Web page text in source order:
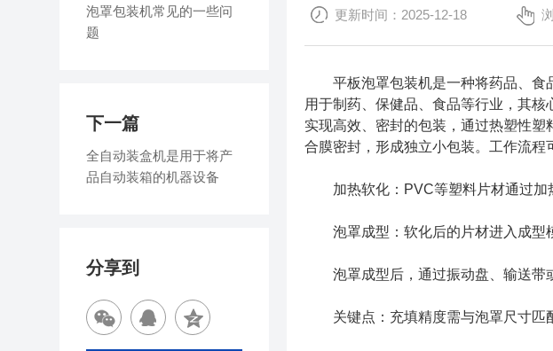
更新时间：2025-12-18
平板泡罩包装机是一种将药品、食品
用于制药、保健品、食品等行业，其
实现高效、密封的包装，通过热塑性
合膜密封，形成独立小包装。工作流程
加热软化：PVC等塑料片材通过加
泡罩成型：软化后的片材进入成型模
泡罩成型后，通过振动盘、输送带
关键点：充填精度需与泡罩尺寸匹
泡罩包装机常见的一些问
题
下一篇
全自动装盒机是用于将产
品自动装箱的机器设备
分享到